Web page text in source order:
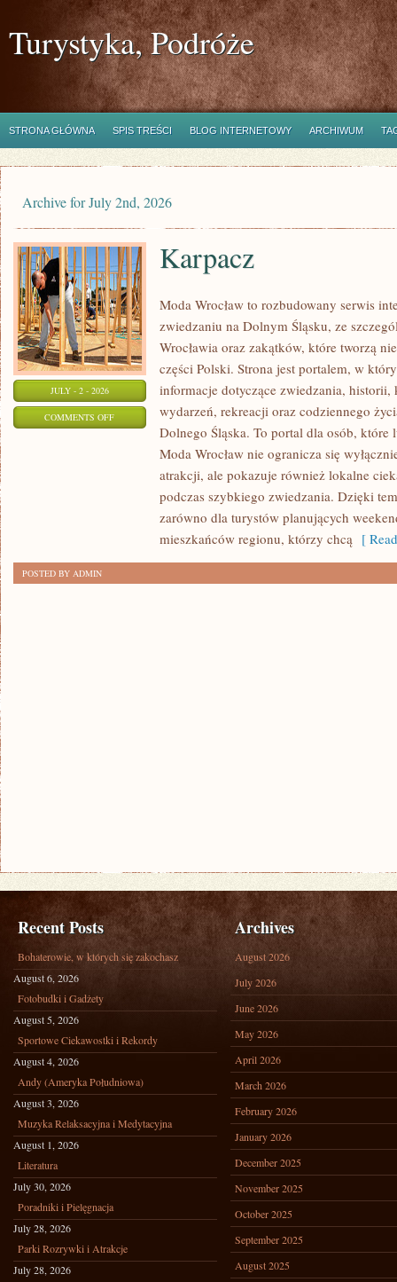
Turystyka, Podróże
STRONA GŁÓWNA SPIS TREŚCI BLOG INTERNETOWY ARCHIWUM
Archive for July 2nd, 2026
JULY - 2 - 2026
COMMENTS OFFON
Karpacz
Moda Wrocław to rozbudowany serwis
zwiedzaniu na Dolnym Śląsku, ze
Wrocławia oraz zakątków, które tworzą
części Polski. Strona jest portalem, w
informacje dotyczące zwiedzania,
wydarzeń, rekreacji oraz codziennego
Dolnego Śląska. To portal dla osób, które
Moda Wrocław nie ogranicza się
atrakcji, ale pokazuje również lokalne
podczas szybkiego zwiedzania. Dzięki
zarówno dla turystów planujących
mieszkańców regionu, którzy chcą [
POSTED BY ADMIN
Recent Posts
Bohaterowie, w których się zakochasz
August 6, 2026
Fotobudki i Gadżety
August 5, 2026
Sportowe Ciekawostki i Rekordy
August 4, 2026
Andy (Ameryka Południowa)
August 3, 2026
Muzyka Relaksacyjna i Medytacyjna
August 1, 2026
Literatura
July 30, 2026
Poradniki i Pielęgnacja
July 28, 2026
Parki Rozrywki i Atrakcje
July 28, 2026
Archives
August 2026
July 2026
June 2026
May 2026
April 2026
March 2026
February 2026
January 2026
December 2025
November 2025
October 2025
September 2025
August 2025